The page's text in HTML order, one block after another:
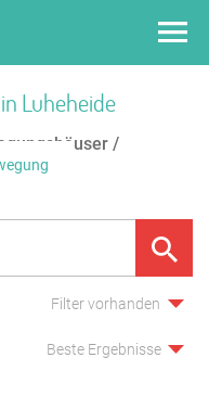
Luheheide
/
Filter vorhanden
Beste Ergebnisse